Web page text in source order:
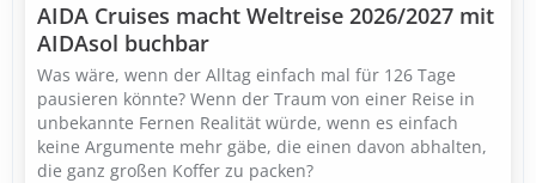
AIDA Cruises macht Weltreise 2026/2027 mit
AIDAsol buchbar
Was wäre, wenn der Alltag einfach mal für 126 Tage
pausieren könnte? Wenn der Traum von einer Reise in
unbekannte Fernen Realität würde, wenn es einfach
keine Argumente mehr gäbe, die einen davon abhalten,
die ganz großen Koffer zu packen?